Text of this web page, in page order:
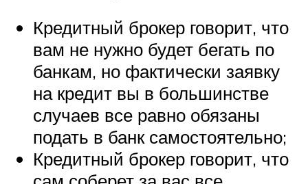
Кредитный брокер говорит, что
вам не нужно будет бегать по
банкам, но фактически заявку
на кредит вы в большинстве
случаев все равно обязаны
подать в банк самостоятельно;
Кредитный брокер говорит, что